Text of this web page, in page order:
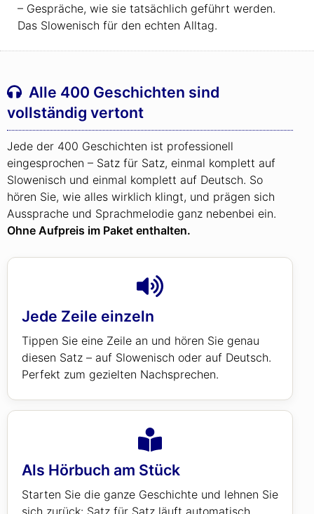
– Gespräche, wie sie tatsächlich geführt werden.
Das Slowenisch für den echten Alltag.
Alle 400 Geschichten sind
vollständig vertont
Jede der 400 Geschichten ist professionell
eingesprochen – Satz für Satz, einmal komplett auf
Slowenisch und einmal komplett auf Deutsch. So
hören Sie, wie alles wirklich klingt, und prägen sich
Aussprache und Sprachmelodie ganz nebenbei ein.
Ohne Aufpreis im Paket enthalten.
Jede Zeile einzeln
Tippen Sie eine Zeile an und hören Sie genau
diesen Satz – auf Slowenisch oder auf Deutsch.
Perfekt zum gezielten Nachsprechen.
Als Hörbuch am Stück
Starten Sie die ganze Geschichte und lehnen Sie
sich zurück: Satz für Satz läuft automatisch